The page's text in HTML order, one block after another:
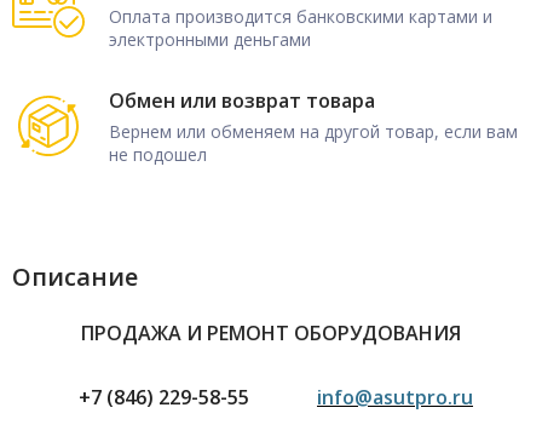
Оплата производится банковскими картами и
электронными деньгами
Обмен или возврат товара
Вернем или обменяем на другой товар, если вам
не подошел
Описание
ПРОДАЖА И РЕМОНТ ОБОРУДОВАНИЯ
+7 (846) 229-58-55 info@asutpro.ru